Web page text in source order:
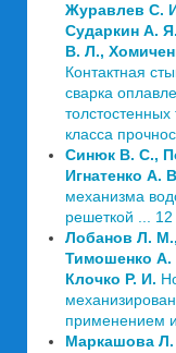
Журавлев С.
Сударкин А.
В. Л.,
Контактная
сварка
класса
Синюк В. С.,
Игнатенко А.
механизма
решеткой ... 12
Лобанов Л.
Тимошенко А.
Клочко Р. И.
применением
Маркашова